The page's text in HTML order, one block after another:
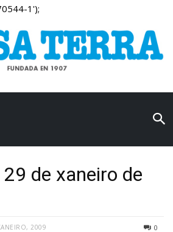
1');
de xaneiro de
2009 0